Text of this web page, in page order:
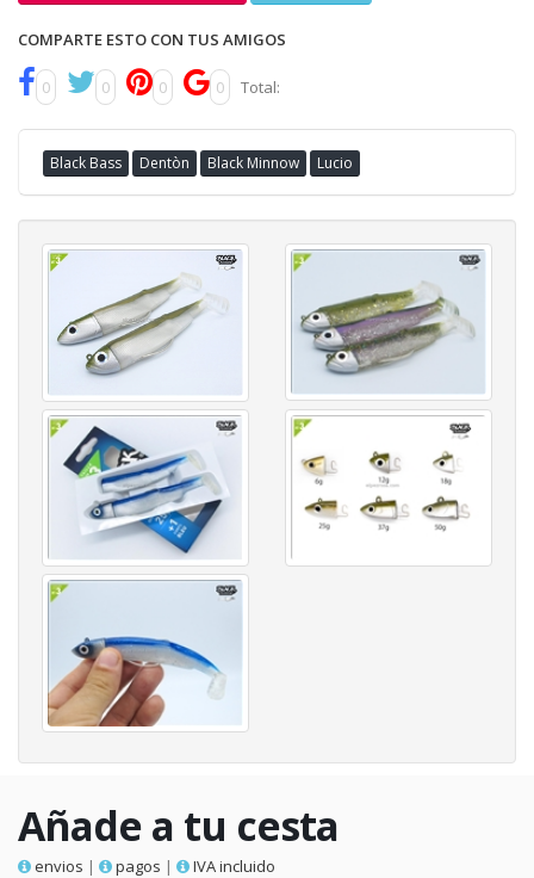
COMPARTE ESTO CON TUS AMIGOS
0 0 0 0 Total:
Black Bass Dentòn Black Minnow Lucio
Añade a tu cesta
envios | pagos | IVA incluido